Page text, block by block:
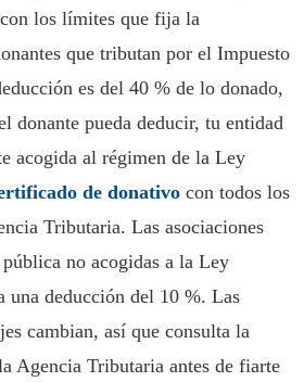
los límites que fija la
que tributan por el Impuesto
es del 40 % de lo donado,
donante pueda deducir, tu entidad
acogida al régimen de la Ley
de donativo con todos los
Tributaria. Las asociaciones
no acogidas a la Ley
una deducción del 10 %. Las
cambian, así que consulta la
Agencia Tributaria antes de fiarte